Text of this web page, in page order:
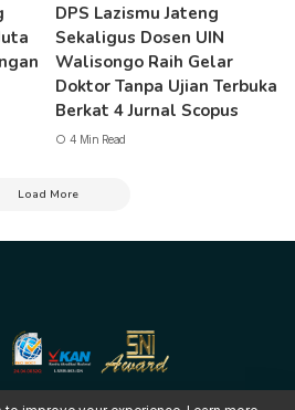
DPS Lazismu Jateng
Sekaligus Dosen UIN
Walisongo Raih Gelar
Doktor Tanpa Ujian Terbuka
Berkat 4 Jurnal Scopus
4 Min Read
Load More